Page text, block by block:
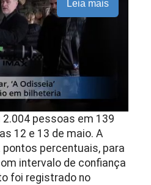
Leia mais
pessoas em 139
12 e 13 de maio. A
percentuais, para
intervalo de confiança
foi registrado no